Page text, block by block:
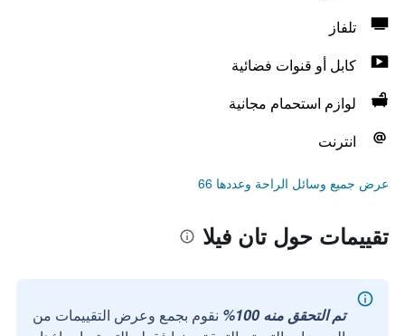
تلفاز
كابل أو قنوات فضائية
لوازم استحمام مجانية
انترنت
عرض جميع وسائل الراحة وعددها 66
تقييمات حول تان فيلا
تم التحقق منه 100%
نقوم بجمع وعرض التقييمات من